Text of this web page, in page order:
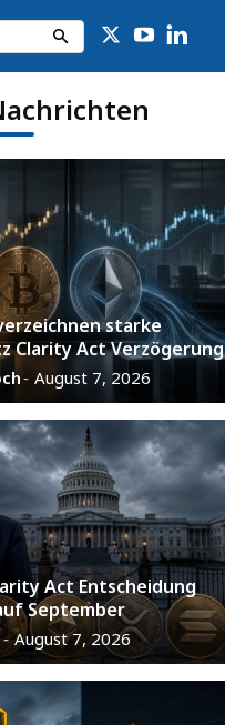
starke
Clarity Act Verzögerung
- August 7, 2026
Act Entscheidung
September
- August 7, 2026